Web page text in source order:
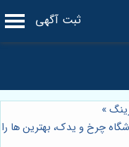
ثبت آگهی
»
چرخ و یدک، بهترین ها را